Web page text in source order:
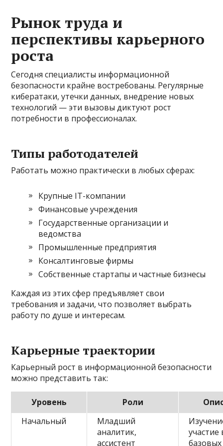
Рынок труда и
перспективы карьерного
роста
Сегодня специалисты информационной
безопасности крайне востребованы. Регулярные
кибератаки, утечки данных, внедрение новых
технологий — эти вызовы диктуют рост
потребности в профессионалах.
Типы работодателей
Работать можно практически в любых сферах:
Крупные IT-компании
Финансовые учреждения
Государственные организации и
ведомства
Промышленные предприятия
Консалтинговые фирмы
Собственные стартапы и частные бизнесы
Каждая из этих сфер предъявляет свои
требования и задачи, что позволяет выбрать
работу по душе и интересам.
Карьерные траектории
Карьерный рост в информационной безопасности
можно представить так:
Уровень Роли
Начальный
Младший
аналитик,
ассистент
участие
базовых